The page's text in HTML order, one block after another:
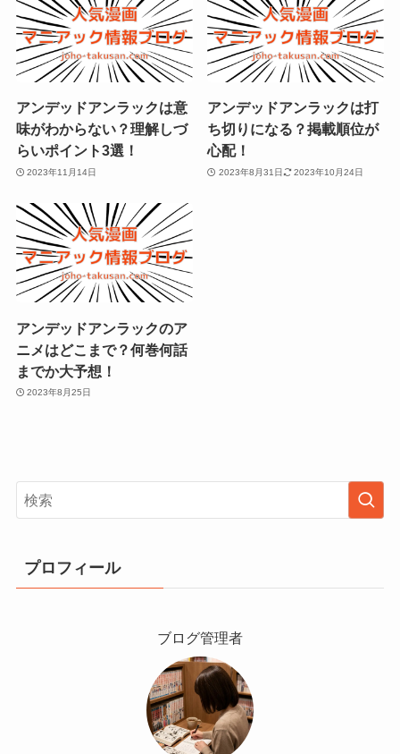
アンデッドアンラックは意
味がわからない？理解しづ
らいポイント3選！
2023年11月14日
アンデッドアンラックは打
ち切りになる？掲載順位が
心配！
2023年8月31日 2023年10月24日
アンデッドアンラックのア
ニメはどこまで？何巻何話
までか大予想！
2023年8月25日
プロフィール
ブログ管理者